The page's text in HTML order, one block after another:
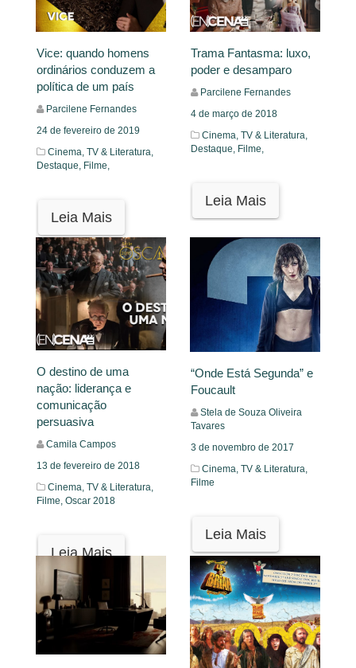
Vice: quando homens
ordinários conduzem a
política de um país
Parcilene Fernandes
24 de fevereiro de 2019
Cinema, TV & Literatura,
Destaque, Filme,
Leia Mais
Trama Fantasma: luxo,
poder e desamparo
Parcilene Fernandes
4 de março de 2018
Cinema, TV & Literatura,
Destaque, Filme,
Leia Mais
O destino de uma
nação: liderança e
comunicação
persuasiva
Camila Campos
13 de fevereiro de 2018
Cinema, TV & Literatura,
Filme, Oscar 2018
Leia Mais
“Onde Está Segunda” e
Foucault
Stela de Souza Oliveira
Tavares
3 de novembro de 2017
Cinema, TV & Literatura,
Filme
Leia Mais